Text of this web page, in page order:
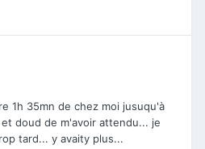
1h 35mn de chez moi jusuqu'à
doud de m'avoir attendu... je
tard... y avaity plus...